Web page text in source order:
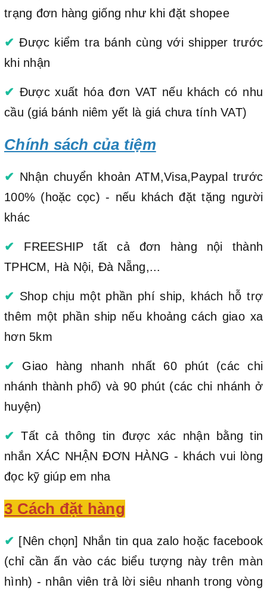
trạng đơn hàng giống như khi đặt shopee
✔ Được kiểm tra bánh cùng với shipper trước
khi nhận
✔ Được xuất hóa đơn VAT nếu khách có nhu
cầu (giá bánh niêm yết là giá chưa tính VAT)
Chính sách của tiệm
✔ Nhận chuyển khoản ATM,Visa,Paypal trước
100% (hoặc cọc) - nếu khách đặt tặng người
khác
✔ FREESHIP tất cả đơn hàng nội thành
TPHCM, Hà Nội, Đà Nẵng,...
✔ Shop chịu một phần phí ship, khách hỗ trợ
thêm một phần ship nếu khoảng cách giao xa
hơn 5km
✔ Giao hàng nhanh nhất 60 phút (các chi
nhánh thành phố) và 90 phút (các chi nhánh ở
huyện)
✔ Tất cả thông tin được xác nhận bằng tin
nhắn XÁC NHẬN ĐƠN HÀNG - khách vui lòng
đọc kỹ giúp em nha
3 Cách đặt hàng
✔ [Nên chọn] Nhắn tin qua zalo hoặc facebook
(chỉ cần ấn vào các biểu tượng này trên màn
hình) - nhân viên trả lời siêu nhanh trong vòng